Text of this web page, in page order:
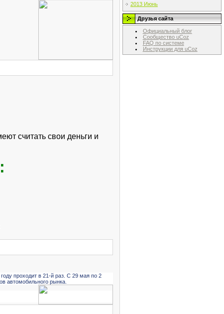
считать свои деньги и
проходит в 21-й раз. С 29 мая по 2
автомобильного рынка.
2013 Июнь
Друзья сайта
Официальный блог
Сообщество uCoz
FAQ по системе
Инструкции для uCoz